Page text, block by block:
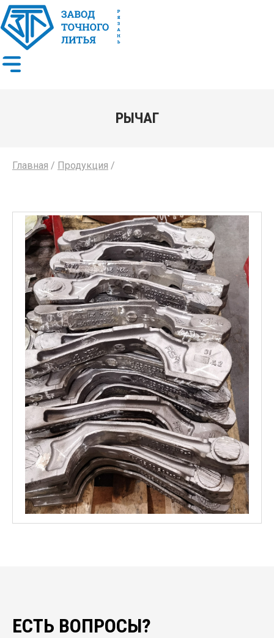
РЫЧАГ
Главная / Продукция /
ЕСТЬ ВОПРОСЫ?